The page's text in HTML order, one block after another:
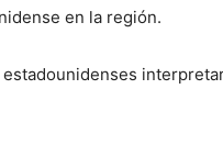
en la región.